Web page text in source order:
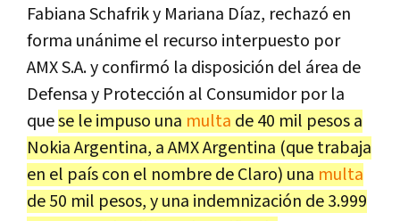
Fabiana Schafrik y Mariana Díaz, rechazó en
forma unánime el recurso interpuesto por
AMX S.A. y confirmó la disposición del área de
Defensa y Protección al Consumidor por la
quese le impuso una multa de 40 mil pesos a
Nokia Argentina, a AMX Argentina (que trabaja
en el país con el nombre de Claro) una multa
de 50 mil pesos, y una indemnización de 3.999